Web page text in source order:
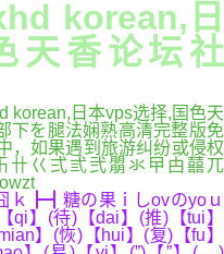
korean,日
天香论坛社
korean,日本vps选择,国色天
下を腿法娴熟高清完整版免
如果遇到旅游纠纷或侵权
卄巜弍弎弐朤氺曱甴囍兀
糖の果ｉしovのyoｕ
(待)【dai】(推)【tui】
】(恢)【hui】(复)【fu】